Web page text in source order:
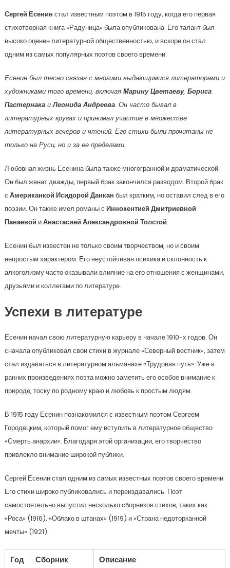
Сергей Есенин стал известным поэтом в 1915 году, когда его первая
стихотворная книга «Радуница» была опубликована. Его талант был
высоко оценен литературной общественностью, и вскоре он стал
одним из самых популярных поэтов своего времени.
Есенин был тесно связан с многими выдающимися литераторами и
художниками того времени, включая Марину Цветаеву, Бориса
ПастернакаиЛеонида Андреева. Он часто бывал в
литературных кругах и принимал участие в множестве
литературных вечеров и чтений. Его стихи были прочитаны не
только на Руси, но и за ее пределами.
Любовная жизнь Есенина была также многогранной и драматической.
Он был женат дважды, первый брак закончился разводом. Второй брак
с Американкой Исидорой Данкан был кратким, но оставил след в его
поэзии. Он также имел романы с Иннокентией Дмитриевной
Панаевой иАнастасией Александровной Толстой.
Есенин был известен не только своим творчеством, но и своим
непростым характером. Его неустойчивая психика и склонность к
алкоголизму часто оказывали влияние на его отношения с женщинами,
друзьями и коллегами по литературе.
Успехи в литературе
Есенин начал свою литературную карьеру в начале 1910-х годов. Он
сначала опубликовал свои стихи в журнале «Северный вестник», затем
стал издаваться в литературном альманахе «Трудовая путь». Уже в
ранних произведениях поэта можно заметить его особое внимание к
природе, тоску по родному краю и любовь к простым людям.
В 1915 году Есенин познакомился с известным поэтом Сергеем
Городецким, который помог ему вступить в литературное общество
«Смерть анархии». Благодаря этой организации, его творчество
привлекло внимание широкой публики.
Сергей Есенин стал одним из самых известных поэтов своего времени.
Его стихи широко публиковались и переиздавались. Поэт
самостоятельно выпустил несколько сборников стихов, таких как
«Роса» (1916), «Облако в штанах» (1919) и «Страна недоторканной
мечты» (1921).
Год Сборник
Описание